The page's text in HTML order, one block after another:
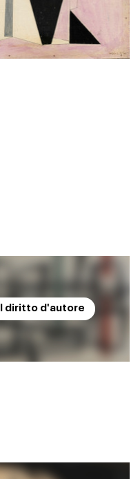
diritto d'autore